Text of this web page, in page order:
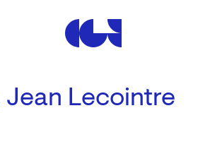
Centre de la Gravure
Jean Lecointre